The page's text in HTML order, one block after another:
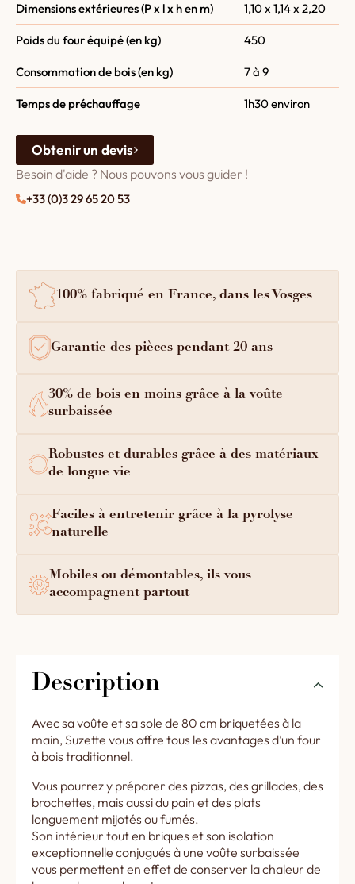
Dimensions extérieures (P x l x h en m) 1,10 x 1,14 x 2,20
Poids du four équipé (en kg) 450
Consommation de bois (en kg) 7 à 9
Temps de préchauffage 1h30 environ
Obtenir un devis
Besoin d'aide ? Nous pouvons vous guider !
+33 (0)3 29 65 20 53
100% fabriqué en France, dans les Vosges
Garantie des pièces pendant 20 ans
30% de bois en moins grâce à la voûte
surbaissée
Robustes et durables grâce à des matériaux
de longue vie
Faciles à entretenir grâce à la pyrolyse
naturelle
Mobiles ou démontables, ils vous
accompagnent partout
Description
Avec sa voûte et sa sole de 80 cm briquetées à la
main, Suzette vous offre tous les avantages d’un four
à bois traditionnel.
Vous pourrez y préparer des pizzas, des grillades, des
brochettes, mais aussi du pain et des plats
longuement mijotés ou fumés.
Son intérieur tout en briques et son isolation
exceptionnelle conjugués à une voûte surbaissée
vous permettent en effet de conserver la chaleur de